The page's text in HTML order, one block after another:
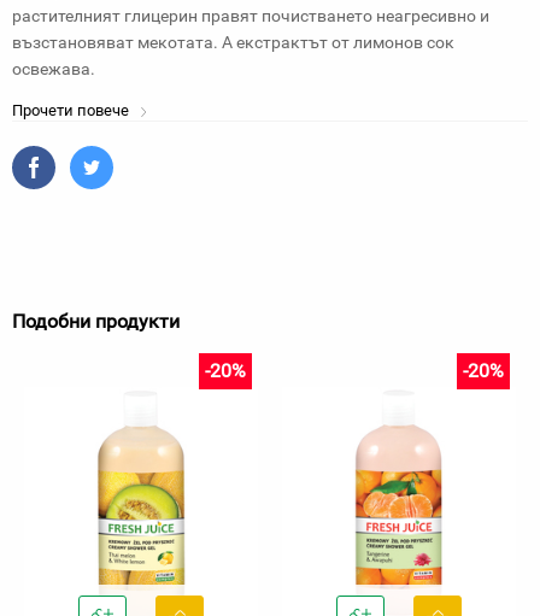
растителният глицерин правят почистването неагресивно и
възстановяват мекотата. А екстрактът от лимонов сок
освежава.
Прочети повече
Подобни продукти
-20% -20%